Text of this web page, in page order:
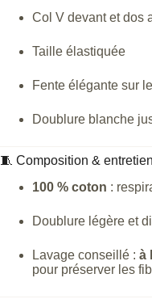
Col V devant et dos
Taille élastiquée
Fente élégante sur
Doublure blanche
🧵 Composition & entretien
100 % coton :
Doublure légère et
Lavage conseillé : à
pour préserver les